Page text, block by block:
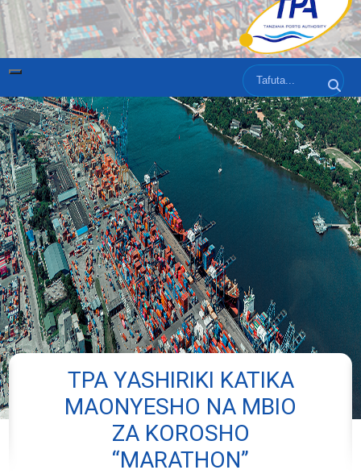
Tafuta
TPA YASHIRIKI KATIKA
MAONYESHO NA MBIO
ZA KOROSHO
“MARATHON”